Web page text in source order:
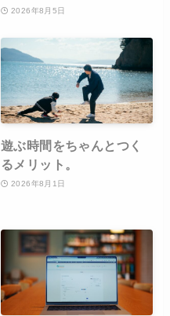
2026年8月5日
遊ぶ時間をちゃんとつく
るメリット。
2026年8月1日